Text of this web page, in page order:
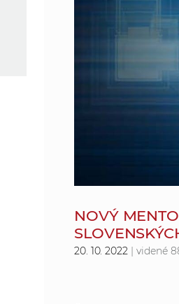
NOVÝ
20. 10. 2022 | videné